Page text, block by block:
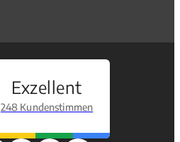
Exzellent
248 Kundenstimmen